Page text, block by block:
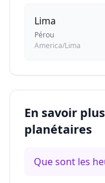
Lima
Pérou
America/Lima
En savoir
planétaires
Que sont les